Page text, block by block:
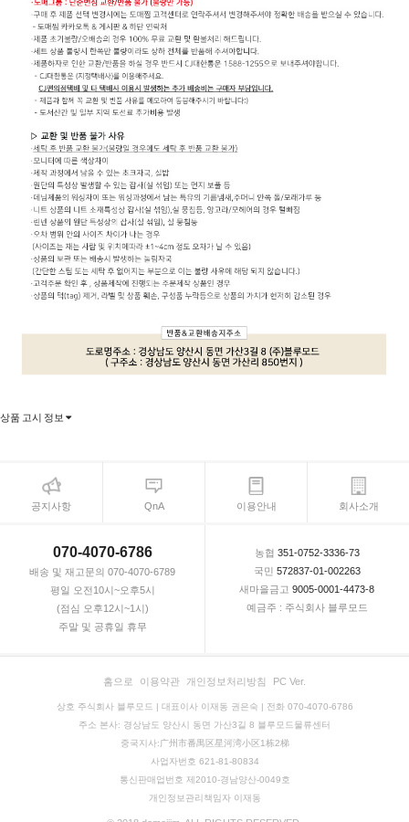
상품 고시 정보
공지사항 QnA 이용안내 회사소개
070-4070-6786
배송 및 재고문의 070-4070-6789
평일 오전10시~오후5시
(점심 오후12시~1시)
주말 및 공휴일 휴무
농협 351-0752-3336-73
국민 572837-01-002263
새마을금고 9005-0001-4473-8
예금주 : 주식회사 블루모드
홈으로 이용약관 개인정보처리방침 PC Ver.
상호 주식회사 블루모드 | 대표이사 이재동 권은숙 | 전화 070-4070-6786
주소 본사: 경상남도 양산시 동면 가산3길 8 블루모드물류센터
중국지사:广州市番禺区星河湾小区1栋2梯
사업자번호 621-81-80834
통신판매업번호 제2010-경남양산-0049호
개인정보관리책임자 이재동